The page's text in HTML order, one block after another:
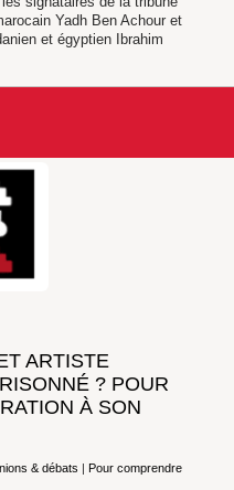
Yadh Ben Achour et
et égyptien Ibrahim
ARTISTE
? POUR
À SON
& débats
Pour comprendre